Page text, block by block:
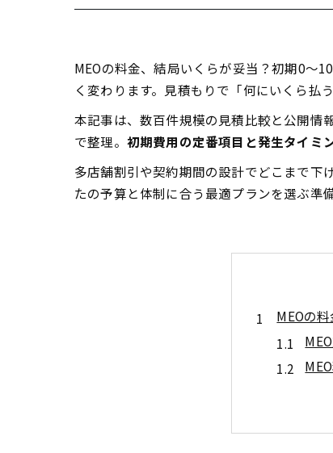
MEOの料金、結局いくらが妥当？初期0～
く変わります。見積もりで「何にいくら払
本記事は、数百件規模の見積比較と公開情
で整理。 初期費用の定番項目と発生タイミ
多店舗割引や契約期間の設計でどこまで下
たの予算と体制に合う最適プランを選ぶ準
MEOの
月